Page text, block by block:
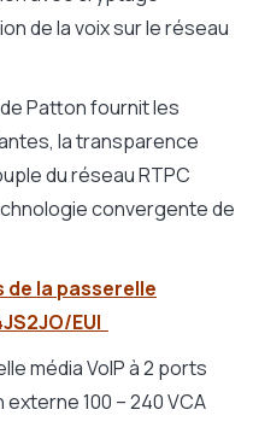
de la voix sur le réseau
Patton fournit les
la transparence
du réseau RTPC
convergente de
la passerelle
EUI
média VoIP à 2 ports
externe 100 – 240 VCA